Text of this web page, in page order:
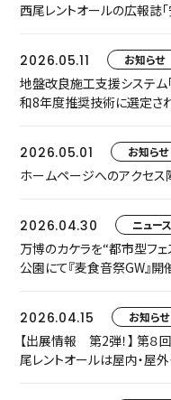
西尾レントオールの広報誌
2026.05.11 お知らせ
地盤改良施工支援システ
和8年度推奨技術に選定さ
2026.05.01
お知らせ
ホームページへのアクセス
2026.04.30 ニュー
万博のカケラを“都市型フ
公園にて『麦食音祭GW』開
2026.04.15 お知らせ
【出展情報 第2弾！】 第８
尾レントオールは屋内・屋外